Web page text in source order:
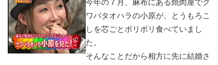
今年の７月、麻布にある焼肉屋でク
ワバタオハラの小原が、とうもろこ
しを芯ごとボリボリ食べていまし
た。
そんなことだから相方に先に結婚さ